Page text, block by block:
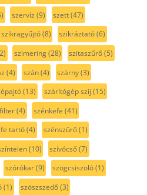
szervíz (9) szett(47)
szikragyűjtó(8) szikráztató(6)
szimering(28) szitaszűrő(5)
(4) szán(4) szárny(3)
(13) szárítógép szíj (15)
(4) szénkefe (41)
tartó(4) szénszűrő(1)
(10) szívócső(7)
szórókar(9) szögcsiszoló(1)
(1) szöszszedő(3)